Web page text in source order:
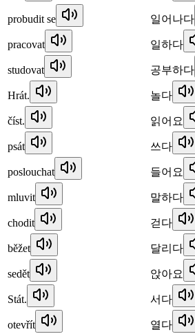
probudit se 일어나다
pracovat 일하다
studovat 공부하다
Hrát. 놀다
číst. 읽어요
psát 쓰다
poslouchat 들어요
mluvit 말하다
chodit 걷다
běžet 달리다
sedět 앉아요
Stát. 서다
otevřít 열다